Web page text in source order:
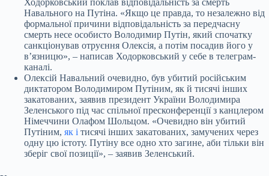
Ходорковський поклав відповідальність за смерть
Навального на Путіна. «Якщо це правда, то незалежно від
формальної причини відповідальність за передчасну
смерть несе особисто Володимир Путін, який спочатку
санкціонував отруєння Олексія, а потім посадив його у
вʼязницю», – написав Ходорковський у себе в телеграм-
каналі.
Олексій Навальний очевидно, був убитий російським
диктатором Володимиром Путіним, як й тисячі інших
закатованих, заявив президент України Володимира
Зеленського під час спільної пресконференції з канцлером
Німеччини Олафом Шольцом. «Очевидно він убитий
Путіним, як і тисячі інших закатованих, замучених через
одну цю істоту. Путіну все одно хто загине, аби тільки він
зберіг свої позиції», – заявив Зеленський.